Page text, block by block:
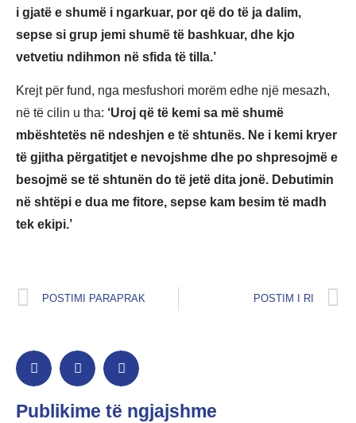
i gjatë e shumë i ngarkuar, por që do të ja dalim,
sepse si grup jemi shumë të bashkuar, dhe kjo
vetvetiu ndihmon në sfida të tilla.’
Krejt për fund, nga mesfushori morëm edhe një mesazh,
në të cilin u tha: ‘Uroj që të kemi sa më shumë
mbështetës në ndeshjen e të shtunës. Ne i kemi kryer
të gjitha përgatitjet e nevojshme dhe po shpresojmë e
besojmë se të shtunën do të jetë dita jonë. Debutimin
në shtëpi e dua me fitore, sepse kam besim të madh
tek ekipi.’
POSTIMI PARAPRAK POSTIM I RI
Publikime të ngjajshme